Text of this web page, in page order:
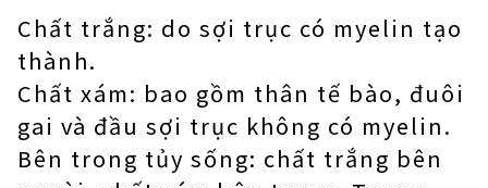
Chất trắng: do sợi trục có myelin tạo
thành.
Chất xám: bao gồm thân tế bào, đuôi
gai và đầu sợi trục không có myelin.
Bên trong tủy sống: chất trắng bên